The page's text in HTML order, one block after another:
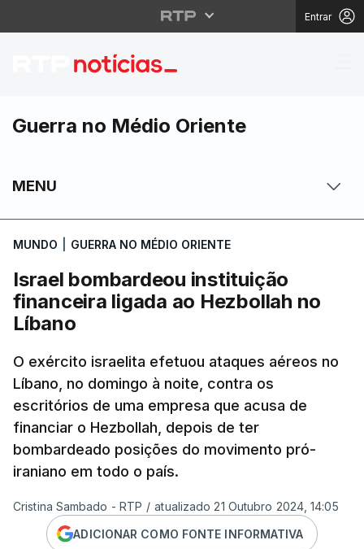
Entrar
Israel bombardeou
Guerra no Médio Oriente
MENU
MUNDO GUERRA NO MÉDIO ORIENTE
Israel bombardeou instituição
financeira ligada ao Hezbollah no
Líbano
O exército israelita efetuou ataques aéreos no
Líbano, no domingo à noite, contra os
escritórios de uma empresa que acusa de
financiar o Hezbollah, depois de ter
bombardeado posições do movimento pró-
iraniano em todo o país.
Cristina Sambado - RTP / atualizado 21 Outubro 2024, 14:05
ADICIONAR COMO FONTE INFORMATIVA